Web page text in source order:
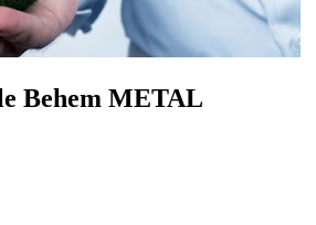
Behem METAL